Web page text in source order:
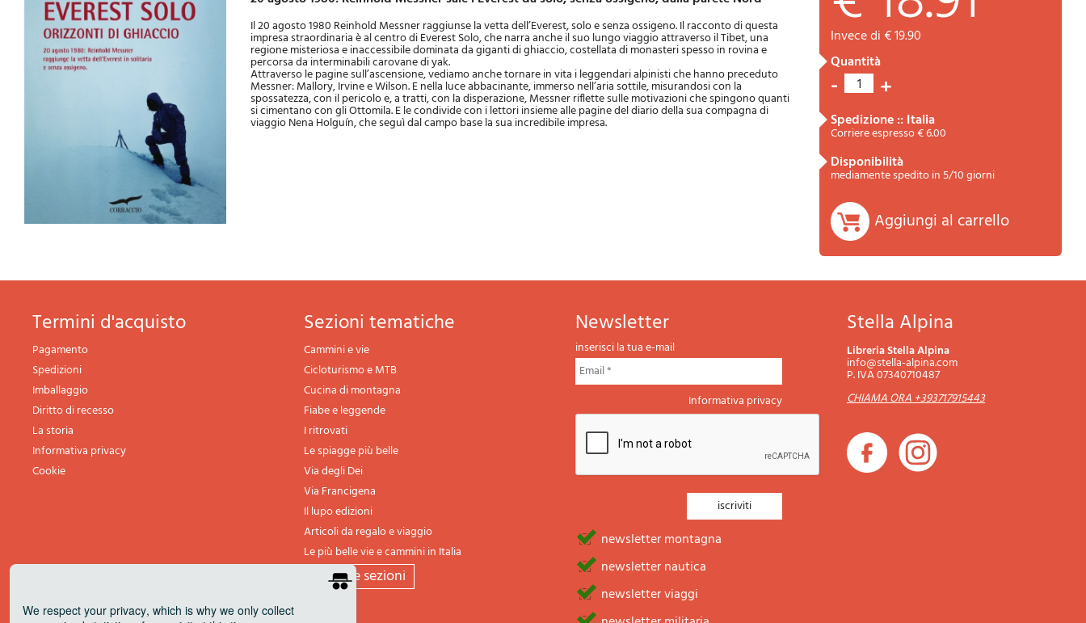
Il 20 agosto 1980 Reinhold Messner raggiunse la vetta dell’Everest, solo e senza ossigeno. Il racconto di questa
impresa straordinaria è al centro di Everest Solo, che narra anche il suo lungo viaggio attraverso il Tibet, una
regione misteriosa e inaccessibile dominata da giganti di ghiaccio, costellata di monasteri spesso in rovina e
percorsa da interminabili carovane di yak.
Attraverso le pagine sull’ascensione, vediamo anche tornare in vita i leggendari alpinisti che hanno preceduto
Messner: Mallory, Irvine e Wilson. E nella luce abbacinante, immerso nell’aria sottile, misurandosi con la
spossatezza, con il pericolo e, a tratti, con la disperazione, Messner riflette sulle motivazioni che spingono quanti
si cimentano con gli Ottomila. E le condivide con i lettori insieme alle pagine del diario della sua compagna di
viaggio Nena Holguín, che seguì dal campo base la sua incredibile impresa.
invece di € 19.90
quantità
- 1 +
spedizione :: Italia
Corriere espresso € 6.00
disponibilità
mediamente spedito in 5/10 giorni
Aggiungi al carrello
termini d'acquisto
Pagamento
Spedizioni
Imballaggio
Diritto di recesso
La storia
Informativa privacy
Cookie
sezioni tematiche
Cammini e vie
Cicloturismo e MTB
Cucina di montagna
Fiabe e leggende
I ritrovati
Le spiagge più belle
Via degli Dei
Via Francigena
Il lupo edizioni
Articoli da regalo e viaggio
Le più belle vie e cammini in Italia
tutte le sezioni
newsletter
inserisci la tua e-mail
Informativa privacy
newsletter montagna
newsletter nautica
newsletter viaggi
Stella Alpina
Libreria Stella Alpina
info@stella-alpina.com
P. IVA 07340710487
CHIAMA ORA +393717915443
We respect your privacy, which is why we only collect